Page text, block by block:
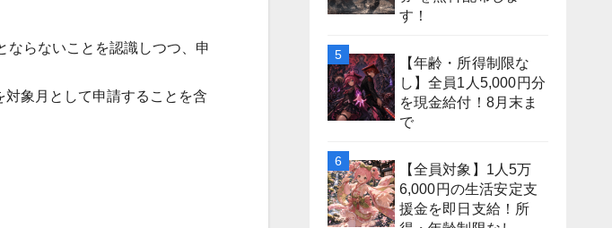
ならないことを認識しつつ、申
対象月として申請することを含
す！
【年齢・所得制限な
し】全員1人5,000円分
を現金給付！8月末ま
で
【全員対象】1人5万
6,000円の生活安定支
援金を即日支給！所